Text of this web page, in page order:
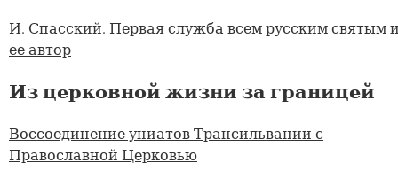
И. Спасский. Первая служба всем русским святым
ее автор
Из церковной жизни за границей
Воссоединение униатов Трансильвании с
Православной Церковью